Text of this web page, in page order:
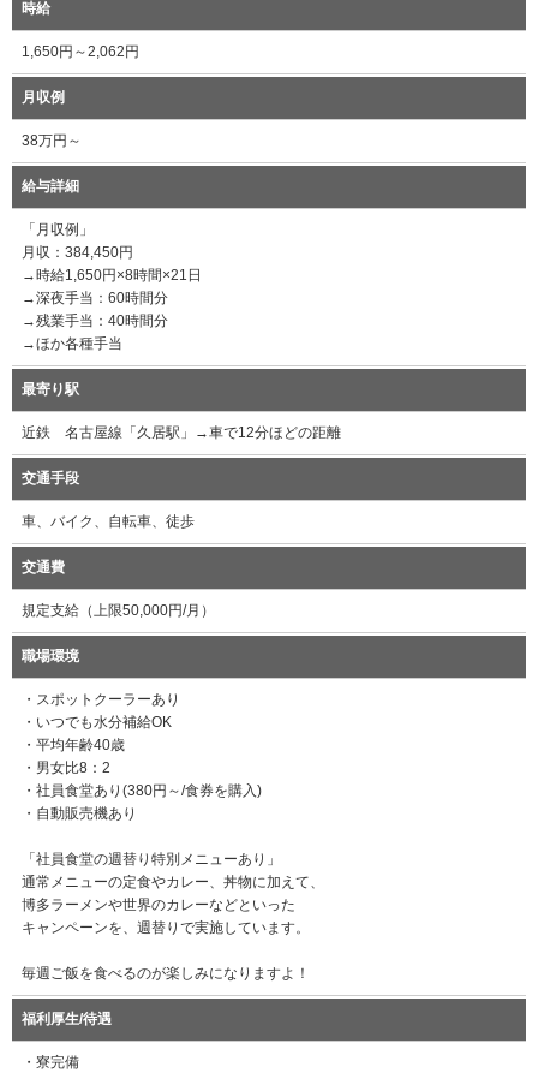
時給
1,650円～2,062円
月収例
38万円～
給与詳細
「月収例」
月収：384,450円
→時給1,650円×8時間×21日
→深夜手当：60時間分
→残業手当：40時間分
→ほか各種手当
最寄り駅
近鉄 名古屋線「久居駅」→車で12分ほどの距離
交通手段
車、バイク、自転車、徒歩
交通費
規定支給（上限50,000円/月）
職場環境
・スポットクーラーあり
・いつでも水分補給OK
・平均年齢40歳
・男女比8：2
・社員食堂あり(380円～/食券を購入)
・自動販売機あり
「社員食堂の週替り特別メニューあり」
通常メニューの定食やカレー、丼物に加えて、
博多ラーメンや世界のカレーなどといった
キャンペーンを、週替りで実施しています。
毎週ご飯を食べるのが楽しみになりますよ！
福利厚生/待遇
・寮完備